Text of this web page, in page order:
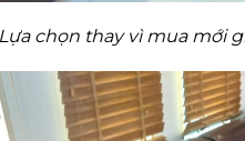
Lựa chọn thay vì mua mới